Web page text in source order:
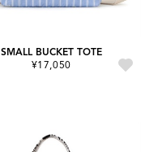
SMALL BUCKET TOTE
¥17,050